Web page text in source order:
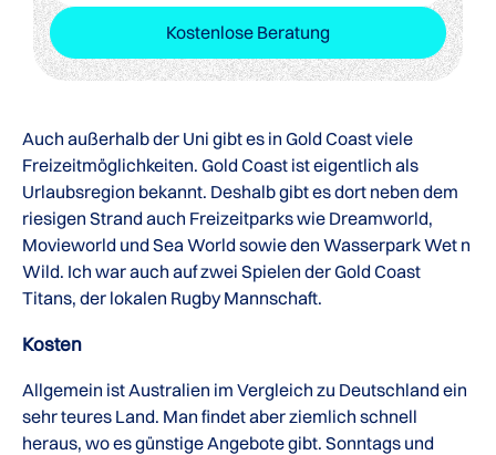
Kostenlose Beratung
Auch außerhalb der Uni gibt es in Gold Coast viele
Freizeitmöglichkeiten. Gold Coast ist eigentlich als
Urlaubsregion bekannt. Deshalb gibt es dort neben dem
riesigen Strand auch Freizeitparks wie Dreamworld,
Movieworld und Sea World sowie den Wasserpark Wet n
Wild. Ich war auch auf zwei Spielen der Gold Coast
Titans, der lokalen Rugby Mannschaft.
Kosten
Allgemein ist Australien im Vergleich zu Deutschland ein
sehr teures Land. Man findet aber ziemlich schnell
heraus, wo es günstige Angebote gibt. Sonntags und